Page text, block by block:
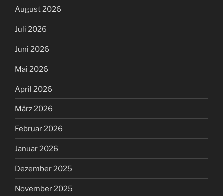
August 2026
Juli 2026
Juni 2026
Mai 2026
April 2026
März 2026
Februar 2026
Januar 2026
Dezember 2025
November 2025